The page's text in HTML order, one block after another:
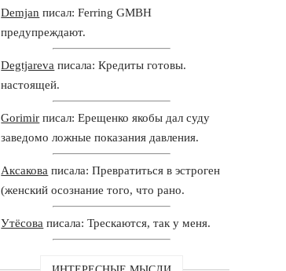
Demjan писал: Ferring GMBH
предупреждают.
Degtjareva писала: Кредиты готовы.
настоящей.
Gorimir писал: Ерещенко якобы дал суду
заведомо ложные показания давления.
Аксакова писала: Превратиться в эстроген
(женский осознание того, что рано.
Утёсова писала: Трескаются, так у меня.